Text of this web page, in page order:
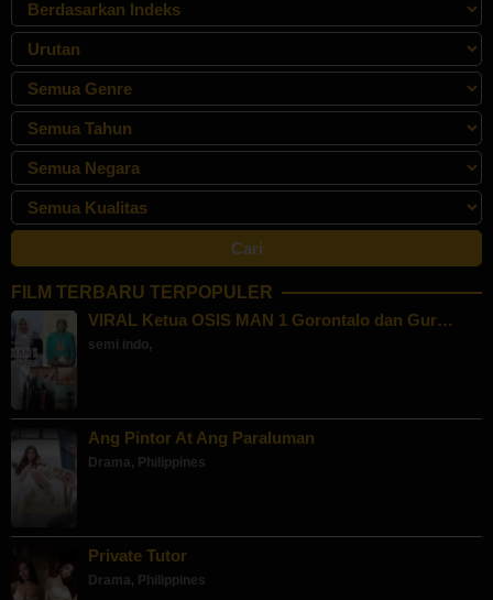
FILM TERBARU TERPOPULER
VIRAL Ketua OSIS MAN 1 Gorontalo dan Gur…
semi indo,
Ang Pintor At Ang Paraluman
Drama, Philippines
Private Tutor
Drama, Philippines